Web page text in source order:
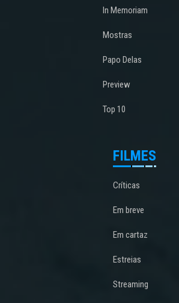
In Memoriam
Mostras
Papo Delas
Preview
Top 10
FILMES
Críticas
Em breve
Em cartaz
Estreias
Streaming